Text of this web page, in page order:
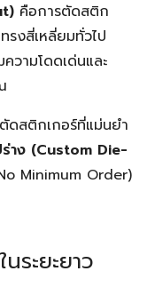
คือการตัดสติก
รงสี่เหลี่ยมทั่วไป
วามโดดเด่นและ
ดสติกเกอร์ที่แม่นยำ
าง (Custom Die-
Minimum Order)
ระยะยาว